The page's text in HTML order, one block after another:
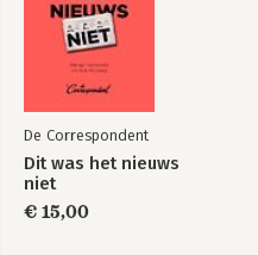
De Correspondent
Dit was het nieuws
niet
€ 15,00